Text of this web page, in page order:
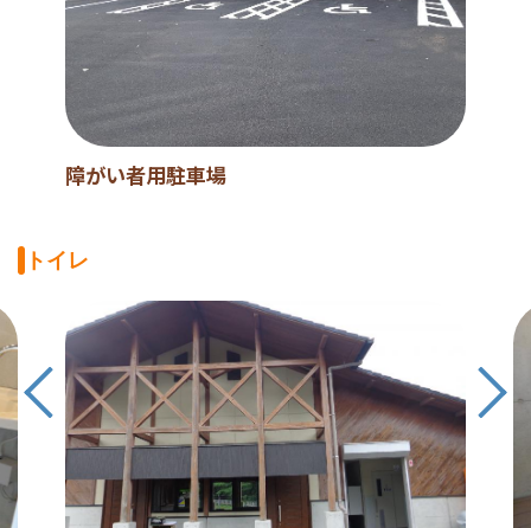
障がい者用駐車場
トイレ